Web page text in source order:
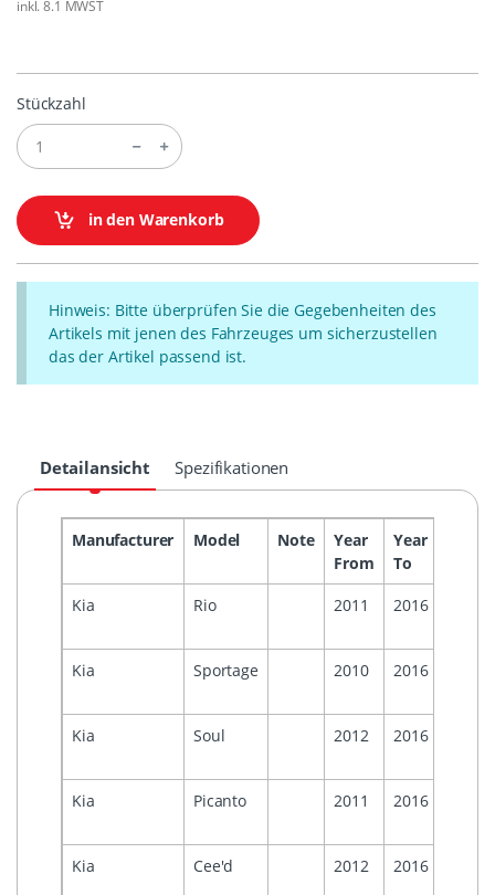
inkl. 8.1 MWST
Stückzahl
in den Warenkorb
Hinweis: Bitte überprüfen Sie die Gegebenheiten des
Artikels mit jenen des Fahrzeuges um sicherzustellen
das der Artikel passend ist.
Detailansicht Spezifikationen
Manufacturer Model Note
Year
From
Year
To
Kia Rio 2011 2016
Kia
Sportage 2010 2016
Kia Soul 2012 2016
Kia Picanto 2011 2016
Kia Cee'd 2012 2016